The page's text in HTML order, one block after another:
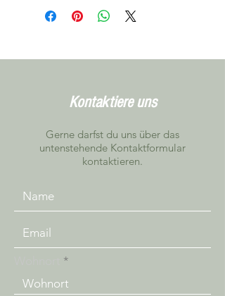
sich der Preis um die Miete pro
Woche handelt.
Kontaktiere uns
Gerne darfst du uns über das
untenstehende Kontaktformular
kontaktieren.